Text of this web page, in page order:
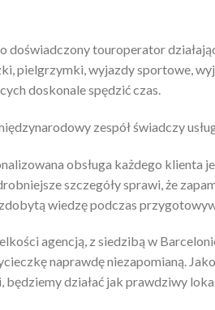
doświadczony touroperator
pielgrzymki, wyjazdy sportowe,
doskonale spędzić czas.
zespół świadczy
obsługa każdego klienta
szczegóły sprawi, że
wiedzę podczas
agencją, z siedzibą w
naprawdę niezapomianą.
będziemy działać jak prawdziwy